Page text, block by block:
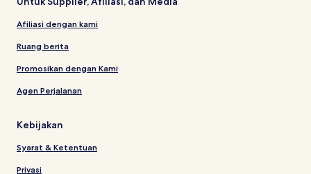
Afiliasi dengan kami
Ruang berita
Promosikan dengan Kami
Agen Perjalanan
Kebijakan
Syarat & Ketentuan
Privasi